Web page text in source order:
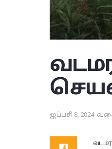
ஐப்பசி 8, 2024